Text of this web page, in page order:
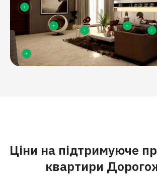
Ціни на підтримуюче
квартири